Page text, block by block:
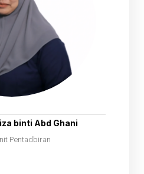
binti Abd Ghani
Pentadbiran